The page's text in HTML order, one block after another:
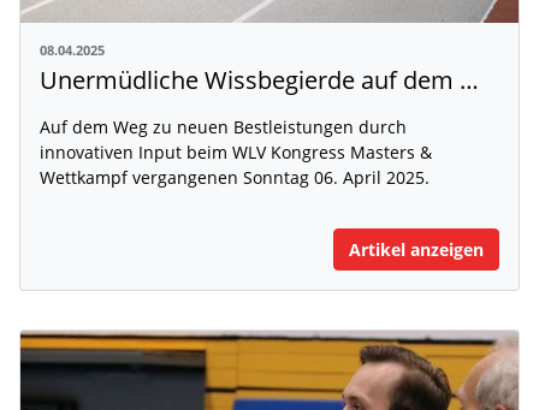
08.04.2025
Unermüdliche Wissbegierde auf dem WLV Kongress Masters & Wettkampf
Auf dem Weg zu neuen Bestleistungen durch
innovativen Input beim WLV Kongress Masters &
Wettkampf vergangenen Sonntag 06. April 2025.
Artikel anzeigen